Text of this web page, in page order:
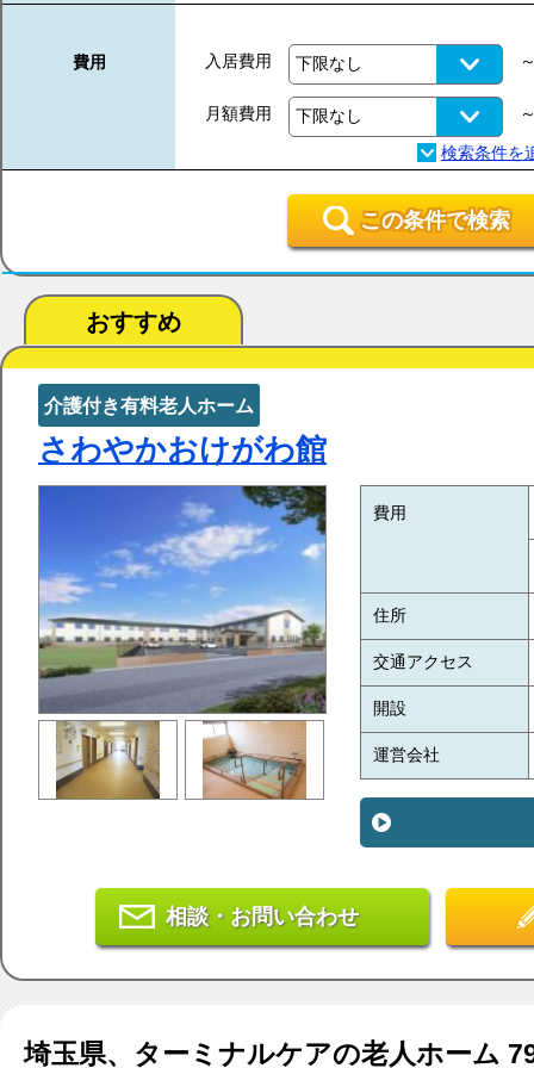
費用 入居費用
月額費用
この条件で検索
おすすめ
介護付き有料老人ホーム
さわやかおけがわ館
費用
住所
交通アクセス
開設
運営会社
相談・お問い合わせ
埼玉県、ターミナルケアの老人ホーム